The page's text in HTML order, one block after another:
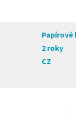
Papírové
2 roky
CZ